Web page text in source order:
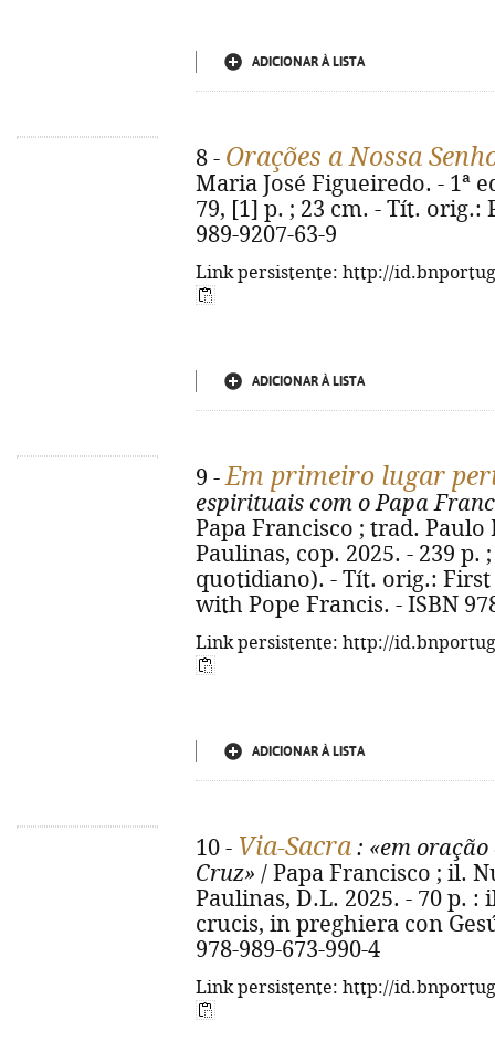
ADICIONAR À LISTA
8 - Orações a Nossa
Maria José Figueiredo. - 1ª
79, [1] p. ; 23 cm. - Tít. orig.:
989-9207-63-9
Link persistente: http://
ADICIONAR À LISTA
9 -Em primeiro lugar
espirituais com o Papa
Papa Francisco ; trad. Paulo
Paulinas, cop. 2025. - 239 p.
quotidiano). - Tít. orig.:
with Pope Francis. - ISBN
Link persistente: http://
ADICIONAR À LISTA
10 - Via-Sacra : «em oração
Cruz» / Papa Francisco ; il.
Paulinas, D.L. 2025. - 70 p. :
crucis, in preghiera con
978-989-673-990-4
Link persistente: http://